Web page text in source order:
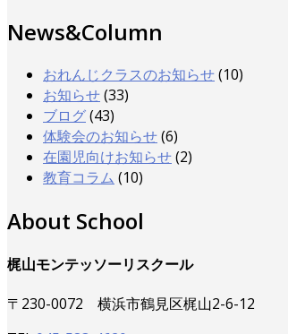
News&Column
おれんじクラスのお知らせ(10)
お知らせ(33)
ブログ(43)
体験会のお知らせ(6)
在園児向けお知らせ(2)
教育コラム (10)
About School
梶山モンテッソーリスクール
〒230-0072 横浜市鶴見区梶山2-6-12